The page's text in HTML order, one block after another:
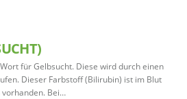
für Gelbsucht. Diese wird durch einen
Dieser Farbstoff (Bilirubin) ist im Blut
Bei…